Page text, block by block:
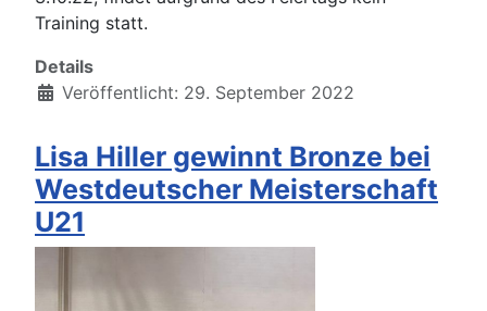
Training statt.
Details
Veröffentlicht: 29. September 2022
Lisa Hiller gewinnt Bronze bei
Westdeutscher Meisterschaft
U21